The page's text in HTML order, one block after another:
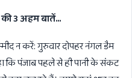
की 3 अहम बातें…
न करें: गुरुवार दोपहर नंगल डैम
कि पंजाब पहले से ही पानी के संकट